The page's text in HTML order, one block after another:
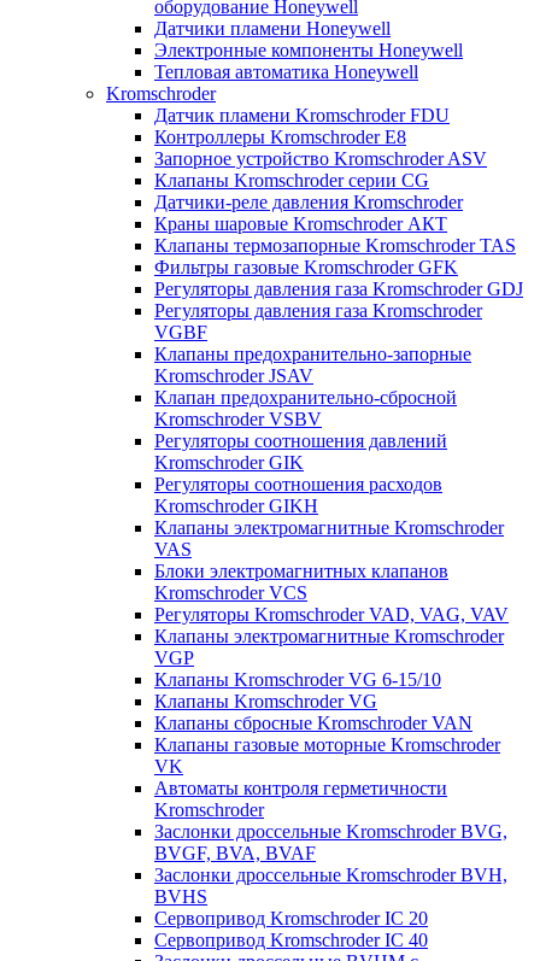
оборудование Honeywell
Датчики пламени Honeywell
Электронные компоненты Honeywell
Тепловая автоматика Honeywell
Kromschroder
Датчик пламени Kromschroder FDU
Контроллеры Kromschroder E8
Запорное устройство Kromschroder ASV
Клапаны Kromschroder серии CG
Датчики-реле давления Kromschroder
Краны шаровые Kromschroder АКТ
Клапаны термозапорные Kromschroder TAS
Фильтры газовые Kromschroder GFK
Регуляторы давления газа Kromschroder GDJ
Регуляторы давления газа Kromschroder
VGBF
Клапаны предохранительно-запорные
Kromschroder JSAV
Клапан предохранительно-сбросной
Kromschroder VSBV
Регуляторы соотношения давлений
Kromschroder GIK
Регуляторы соотношения расходов
Kromschroder GIKH
Клапаны электромагнитные Kromschroder
VAS
Блоки электромагнитных клапанов
Kromschroder VCS
Регуляторы Kromschroder VAD, VAG, VAV
Клапаны электромагнитные Kromschroder
VGP
Клапаны Kromschroder VG 6-15/10
Клапаны Kromschroder VG
Клапаны сбросные Kromschroder VAN
Клапаны газовые моторные Kromschroder
VK
Автоматы контроля герметичности
Kromschroder
Заслонки дроссельные Kromschroder BVG,
BVGF, BVA, BVAF
Заслонки дроссельные Kromschroder BVH,
BVHS
Сервопривод Kromschroder IC 20
Сервопривод Kromschroder IC 40